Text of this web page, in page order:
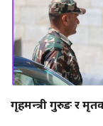
गृहमन्त्री गुरुङ र